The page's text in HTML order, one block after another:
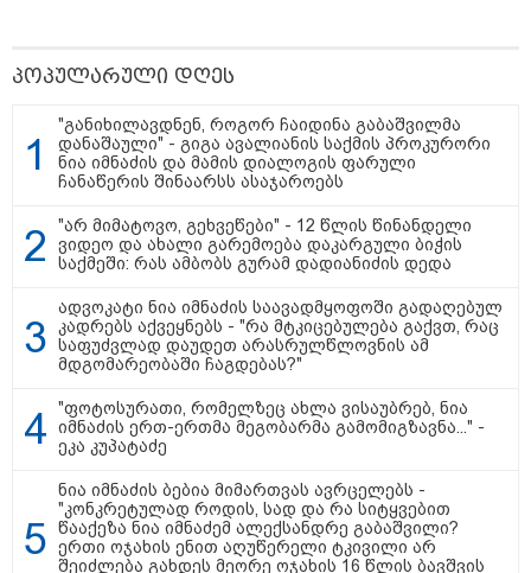
თბილისი - რომი 1419.50 ლარიდან
პოპულარული დღეს
"განიხილავდნენ, როგორ ჩაიდინა გაბაშვილმა
დანაშაული" - გიგა ავალიანის საქმის პროკურორი
ნია იმნაძის და მამის დიალოგის ფარული
ჩანაწერის შინაარსს ასაჯაროებს
"არ მიმატოვო, გეხვეწები" - 12 წლის წინანდელი
ვიდეო და ახალი გარემოება დაკარგული ბიჭის
საქმეში: რას ამბობს გურამ დადიანიძის დედა
ადვოკატი ნია იმნაძის საავადმყოფოში გადაღებულ
კადრებს აქვეყნებს - "რა მტკიცებულება გაქვთ, რაც
საფუძვლად დაუდეთ არასრულწლოვნის ამ
მდგომარეობაში ჩაგდებას?"
"ფოტოსურათი, რომელზეც ახლა ვისაუბრებ, ნია
იმნაძის ერთ-ერთმა მეგობარმა გამომიგზავნა..." -
ეკა კუპატაძე
ნია იმნაძის ბებია მიმართვას ავრცელებს -
"კონკრეტულად როდის, სად და რა სიტყვებით
წააქეზა ნია იმნაძემ ალექსანდრე გაბაშვილი?
ერთი ოჯახის ენით აღუწერელი ტკივილი არ
შეიძლება გახდეს მეორე ოჯახის 16 წლის ბავშვის